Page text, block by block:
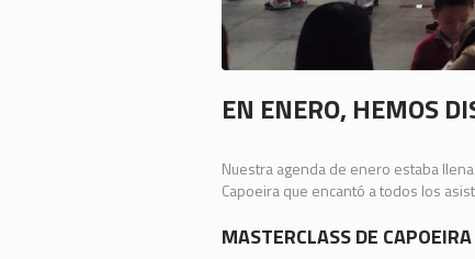
EN ENERO, HEMOS
Nuestra agenda de enero estaba
Capoeira que encantó a todos los
MASTERCLASS DE CAPOEIRA